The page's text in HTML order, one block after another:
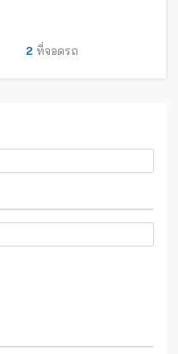
2 ที่จอดรถ